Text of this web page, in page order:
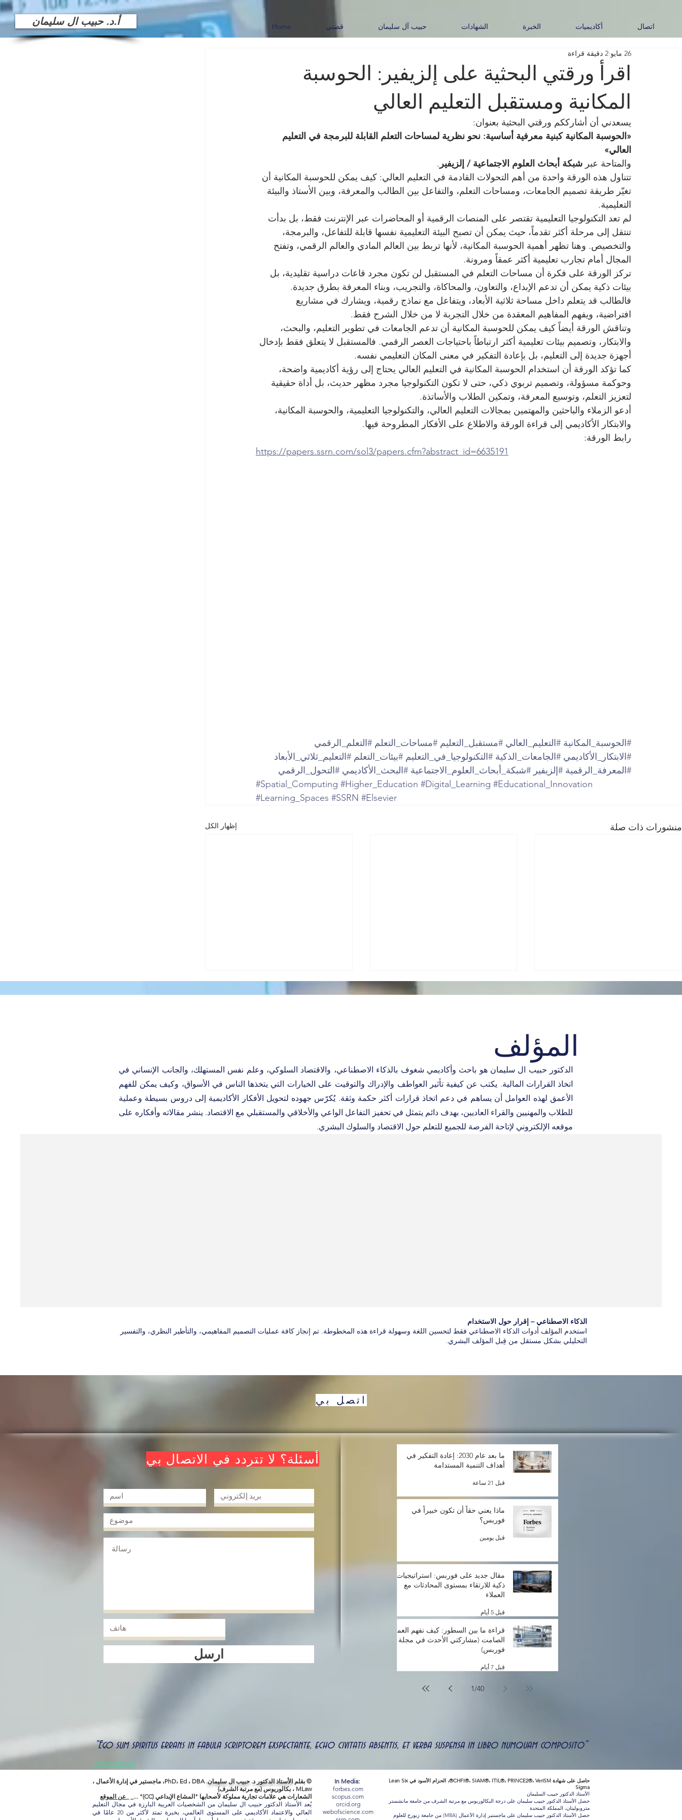
أ.د. حبيب ال سليمان Home قصتي حبيب آل سليمان الشهادات الخبرة أكاديميات اتصال
اقرأ ورقتي البحثية على إلزيفير: الحوسبة
المكانية ومستقبل التعليم العالي
26 مايو 2 دقيقة قراءة
يسعدني أن أشارككم ورقتي البحثية بعنوان:
«الحوسبة المكانية كبنية معرفية أساسية: نحو نظرية لمساحات التعلم القابلة للبرمجة في التعليم
العالي»
والمتاحة عبر شبكة أبحاث العلوم الاجتماعية / إلزيفير .
تتناول هذه الورقة واحدة من أهم التحولات القادمة في التعليم العالي: كيف يمكن للحوسبة المكانية أن
تغيّر طريقة تصميم الجامعات، ومساحات التعلم، والتفاعل بين الطالب والمعرفة، وبين الأستاذ والبيئة
التعليمية.
لم تعد التكنولوجيا التعليمية تقتصر على المنصات الرقمية أو المحاضرات عبر الإنترنت فقط، بل بدأت
تنتقل إلى مرحلة أكثر تقدماً، حيث يمكن أن تصبح البيئة التعليمية نفسها قابلة للتفاعل، والبرمجة،
والتخصيص. وهنا تظهر أهمية الحوسبة المكانية، لأنها تربط بين العالم المادي والعالم الرقمي، وتفتح
المجال أمام تجارب تعليمية أكثر عمقاً ومرونة.
تركز الورقة على فكرة أن مساحات التعلم في المستقبل لن تكون مجرد قاعات دراسية تقليدية، بل
بيئات ذكية يمكن أن تدعم الإبداع، والتعاون، والمحاكاة، والتجريب، وبناء المعرفة بطرق جديدة.
فالطالب قد يتعلم داخل مساحة ثلاثية الأبعاد، ويتفاعل مع نماذج رقمية، ويشارك في مشاريع
افتراضية، ويفهم المفاهيم المعقدة من خلال التجربة لا من خلال الشرح فقط.
وتناقش الورقة أيضاً كيف يمكن للحوسبة المكانية أن تدعم الجامعات في تطوير التعليم، والبحث،
والابتكار، وتصميم بيئات تعليمية أكثر ارتباطاً باحتياجات العصر الرقمي. فالمستقبل لا يتعلق فقط بإدخال
أجهزة جديدة إلى التعليم، بل بإعادة التفكير في معنى المكان التعليمي نفسه.
كما تؤكد الورقة أن استخدام الحوسبة المكانية في التعليم العالي يحتاج إلى رؤية أكاديمية واضحة،
وحوكمة مسؤولة، وتصميم تربوي ذكي، حتى لا تكون التكنولوجيا مجرد مظهر حديث، بل أداة حقيقية
لتعزيز التعلم، وتوسيع المعرفة، وتمكين الطلاب والأساتذة.
أدعو الزملاء والباحثين والمهتمين بمجالات التعليم العالي، والتكنولوجيا التعليمية، والحوسبة المكانية،
والابتكار الأكاديمي إلى قراءة الورقة والاطلاع على الأفكار المطروحة فيها.
رابط الورقة:
https://papers.ssrn.com/sol3/papers.cfm?abstract_id=6635191
#الحوسبة_المكانية #التعليم_العالي #مستقبل_التعليم #مساحات_التعلم #التعلم_الرقمي
#الابتكار_الأكاديمي #الجامعات_الذكية #التكنولوجيا_في_التعليم #بيئات_التعلم #التعليم_ثلاثي_الأبعاد
#المعرفة_الرقمية #إلزيفير #شبكة_أبحاث_العلوم_الاجتماعية #البحث_الأكاديمي #التحول_الرقمي
#Spatial_Computing #Higher_Education #Digital_Learning #Educational_Innovation
#Learning_Spaces #SSRN #Elsevier
منشورات ذات صلة إظهار الكل
ما بعد عام 2030: إعادة التفكير
في أهداف التنمية المستدامة
ماذا يعني حقاً أن تكون خبيراً في
فوربس؟
مقال جديد على فوربس:
استراتيجيات ذكية للارتقاء
بمستوى المحادثات مع العملاء
المؤلف
الدكتور حبيب ال سليمان هو باحث وأكاديمي شغوف بالذكاء الاصطناعي، والاقتصاد السلوكي، وعلم نفس المستهلك، والجانب الإنساني في
اتخاذ القرارات المالية. يكتب عن كيفية تأثير العواطف والإدراك والتوقيت على الخيارات التي يتخذها الناس في الأسواق، وكيف يمكن للفهم
الأعمق لهذه العوامل أن يساهم في دعم اتخاذ قرارات أكثر حكمة وثقة. يُكرّس جهوده لتحويل الأفكار الأكاديمية إلى دروس بسيطة وعملية
للطلاب والمهنيين والقراء العاديين، بهدف دائم يتمثل في تحفيز التفاعل الواعي والأخلاقي والمستقبلي مع الاقتصاد. ينشر مقالاته وأفكاره على
موقعه الإلكتروني لإتاحة الفرصة للجميع للتعلم حول الاقتصاد والسلوك البشري.
الذكاء الاصطناعي – إقرار حول الاستخدام
استخدم المؤلف أدوات الذكاء الاصطناعي فقط لتحسين اللغة وسهولة قراءة هذه المخطوطة. تم إنجاز كافة عمليات التصميم المفاهيمي، والتأطير النظري، والتفسير
التحليلي بشكل مستقل من قِبل المؤلف البشري.
اتصل بي
أسئلة؟ لا تتردد في الاتصال بي
ارسل
ما بعد عام 2030: إعادة التفكير في
أهداف التنمية المستدامة
قبل 21 ساعة
ماذا يعني حقاً أن تكون خبيراً في
فوربس؟
قبل يومين
مقال جديد على فوربس: استراتيجيات
ذكية للارتقاء بمستوى المحادثات مع
العملاء
قبل 5 أيام
قراءة ما بين السطور: كيف نفهم العميل
الصامت (مشاركتي الأحدث في مجلة
فوربس)
قبل 7 أيام
1/40
"Ego sum spiritus errans in fabula scriptorem exspectante, echo civitatis absentis, et verba suspensa in libro numquam composito"
impressum
© بقلم الأستاذ الدكتور د. حبيب ال سليمان.
PhD، Ed ، DBA، ماجستير في إدارة الأعمال ،
MLaw ، بكالوريوس (مع مرتبة الشرف)
الشعارات هي علامات تجارية مملوكة لأصحابها "المشاع الإبداعي (CC)" ..._ _
عن الموقع
يُعد الأستاذ الدكتور حبيب ال سليمان من الشخصيات العربية البارزة في مجال التعليم
العالي والاعتماد الأكاديمي على المستوى العالمي، بخبرة تمتد لأكثر من 20 عامًا في
In Media:
forbes.com
scopus.com
orcid.org
webofscience.com
حاصل على شهادة CHFI®، SIAM®، ITIL®، PRINCE2®، VeriSM®، الحزام الأسود في Lean Six
Sigma
الأستاذ الدكتور حبيب السليمان
حصل الأستاذ الدكتور حبيب سليمان على درجة البكالوريوس مع مرتبة الشرف من جامعة مانشستر
متروبوليتان، المملكة المتحدة
حصل الأستاذ الدكتور حبيب سليمان على ماجستير إدارة الأعمال (MBA) من جامعة زيورخ للعلوم